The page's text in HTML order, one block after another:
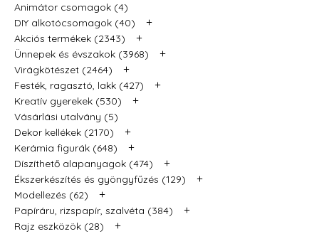
Animátor csomagok (4)
DIY alkotócsomagok (40)
+
Akciós termékek (2343) +
Ünnepek és évszakok (3968) +
Virágkötészet (2464) +
Festék, ragasztó, lakk (427) +
Kreatív gyerekek (530) +
Vásárlási utalvány (5)
Dekor kellékek (2170)
+
Kerámia figurák (648) +
Díszíthető alapanyagok (474) +
Ékszerkészítés és gyöngyfűzés (129) +
Modellezés (62) +
Papíráru, rizspapír, szalvéta (384) +
Rajz eszközök (28) +